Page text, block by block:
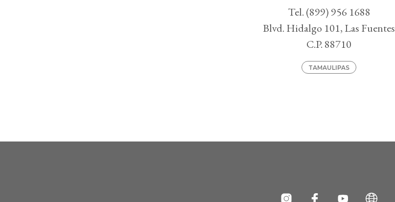
Tel. (899) 956 1688
Blvd. Hidalgo 101, Las Fuentes
C.P. 88710
TAMAULIPAS